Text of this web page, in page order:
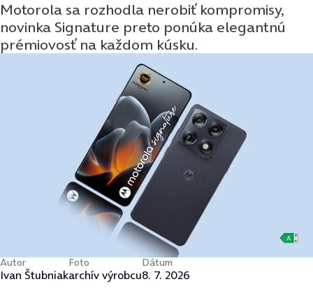
Motorola sa rozhodla nerobiť kompromisy,
novinka Signature preto ponúka elegantnú
prémiovosť na každom kúsku.
Autor
Ivan Štubniak
Foto
archív výrobcu
Dátum
8. 7. 2026